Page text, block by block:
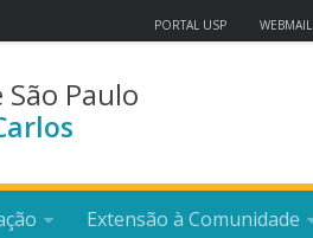
PORTAL USP WEBMAIL
Paulo
Extensão à Comunidade